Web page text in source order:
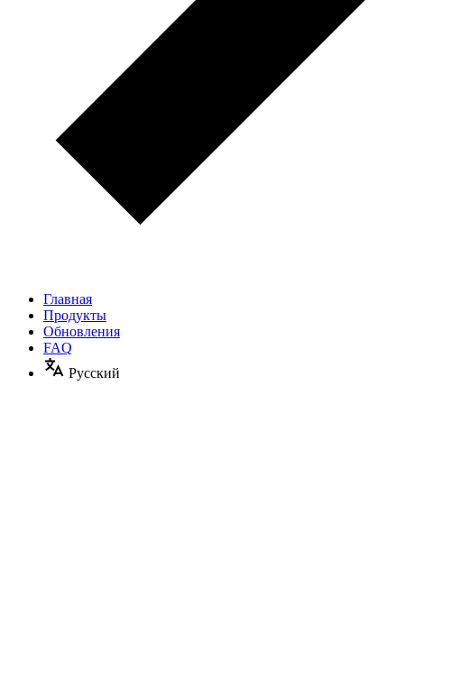
Главная
Продукты
Обновления
FAQ
Русский